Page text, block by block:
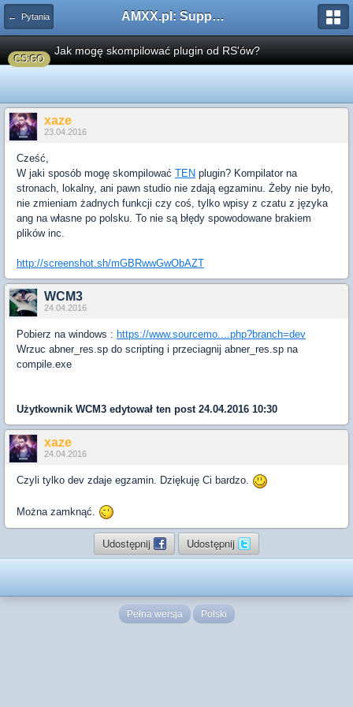
← Pytania AMXX.pl: Support AMX Mod X i SourceMod
CS:GO
Jak mogę skompilować plugin od RS'ów?
xaze
23.04.2016
Cześć,
W jaki sposób mogę skompilować TEN plugin? Kompilator na
stronach, lokalny, ani pawn studio nie zdają egzaminu. Żeby nie było,
nie zmieniam żadnych funkcji czy coś, tylko wpisy z czatu z języka
ang na własne po polsku. To nie są błędy spowodowane brakiem
plików inc.
http://screenshot.sh/mGBRwwGwObAZT
WCM3
24.04.2016
Pobierz na windows : https://www.sourcemo....php?branch=dev
Wrzuc abner_res.sp do scripting i przeciagnij abner_res.sp na
compile.exe
Użytkownik WCM3 edytował ten post 24.04.2016 10:30
xaze
24.04.2016
Czyli tylko dev zdaje egzamin. Dziękuję Ci bardzo.
Można zamknąć.
Udostępnij Udostępnij
Pełna wersja Polski